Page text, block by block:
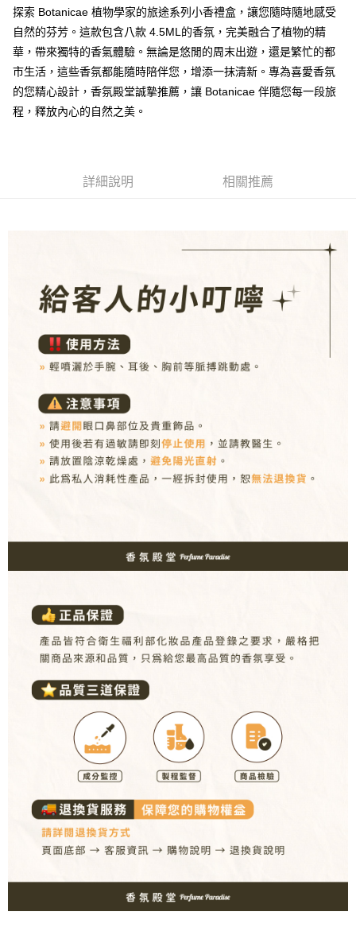
３．收到繳費通知簡訊後14天內，點擊此簡訊中的連結，可透過四大超商／
ATM／網路銀行／等多元方式進行付款，方視為交易完成。
※ 請注意：結帳手續完成當下不需立刻繳費，但若您需要取消訂單，請聯絡
購買商品的店家。未經商家同意取消之訂單仍視為有效，需透過AFTEE先享
後付繳納相關費用。
※ 交易是否成功請以「AFTEE先享後付 」之結帳頁面顯示為準，若有關於
客戶支援中心」https://netprotections.freshdesk.com/support/home
易，需依本服務之必要範圍內提供個人資料，並將交易相關給付款項請求債
權轉讓予恩沛科技股份有限公司。
時審查核予不同之上限額度；若仍有額度不足之情形，本公司將視審查結果
請求用戶進行身份認證。
５．嚴禁一人註冊多個帳號或使用他人資訊註冊。若發現惡意使用之情形，
每筆NT$80，滿NT$1,000(含以上)免運費
7-11取貨付款
每筆NT$80，滿NT$1,000(含以上)免運費
付款後7-11取貨
每筆NT$80，滿NT$1,000(含以上)免運費
探索 Botanicae 植物學家的旅途系列小香禮盒，讓您隨時隨地感受
自然的芬芳。這款包含八款 4.5ML的香氛，完美融合了植物的精
華，帶來獨特的香氣體驗。無論是悠閒的周末出遊，還是繁忙的都
市生活，這些香氛都能隨時陪伴您，增添一抹清新。專為喜愛香氛
的您精心設計，香氛殿堂誠摯推薦，讓 Botanicae 伴隨您每一段旅
程，釋放內心的自然之美。
詳細說明 相關推薦